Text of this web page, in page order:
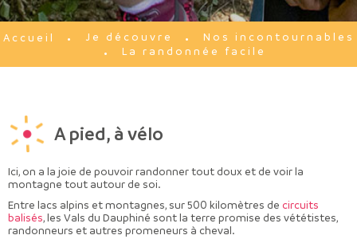
Accueil Je découvre
Nos incontournables
La randonnée facile
A pied, à vélo
Ici, on a la joie de pouvoir randonner tout doux et de voir la
montagne tout autour de soi.
Entre lacs alpins et montagnes, sur 500 kilomètres de circuits
balisés, les Vals du Dauphiné sont la terre promise des vététistes,
randonneurs et autres promeneurs à cheval.